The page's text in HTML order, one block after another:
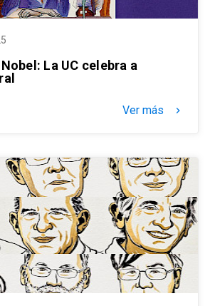
La UC celebra a
Ver más keyboard_arrow_right